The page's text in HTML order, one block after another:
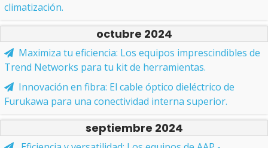
climatización.
octubre 2024
Maximiza tu eficiencia: Los equipos imprescindibles de
Trend Networks para tu kit de herramientas.
Innovación en fibra: El cable óptico dieléctrico de
Furukawa para una conectividad interna superior.
septiembre 2024